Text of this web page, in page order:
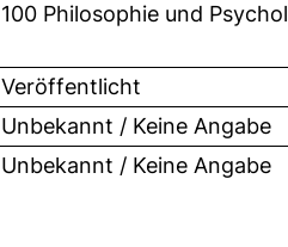
100 Philosophie und
Veröffentlicht
Unbekannt / Keine Angabe
Unbekannt / Keine Angabe